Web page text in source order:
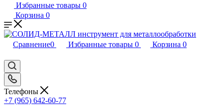
Избранные товары 0
Корзина 0
Сравнение0 Избранные товары 0 Корзина 0
Телефоны
+7 (965) 642-60-77